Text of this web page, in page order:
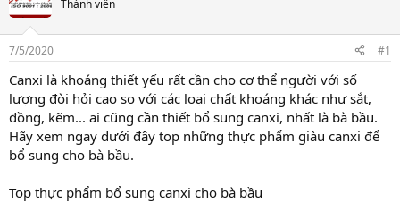
i
ả
g
Thành viên
7/5/2020 #1
Canxi là khoáng thiết yếu rất cần cho cơ thể người với số
lượng đòi hỏi cao so với các loại chất khoáng khác như sắt,
đồng, kẽm... ai cũng cần thiết bổ sung canxi, nhất là bà bầu.
Hãy xem ngay dưới đây top những thực phẩm giàu canxi để
bổ sung cho bà bầu.
Top thực phẩm bổ sung canxi cho bà bầu